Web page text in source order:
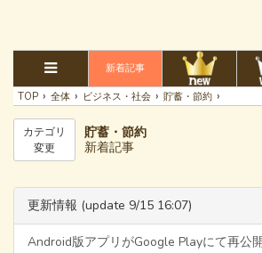
新着記事
TOP › 全体 › ビジネス・社会 › 貯蓄・節約 ›
カテゴリ
変更
貯蓄・節約
新着記事
更新情報 (update 9/15 16:07)
Android版アプリがGoogle Playにて再公